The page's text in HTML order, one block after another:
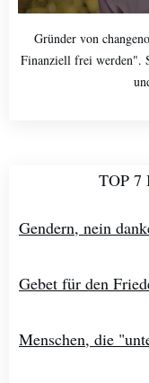
Gründer von
Finanziell frei werden".
TOP
Gendern, nein
Gebet für den
Menschen, die